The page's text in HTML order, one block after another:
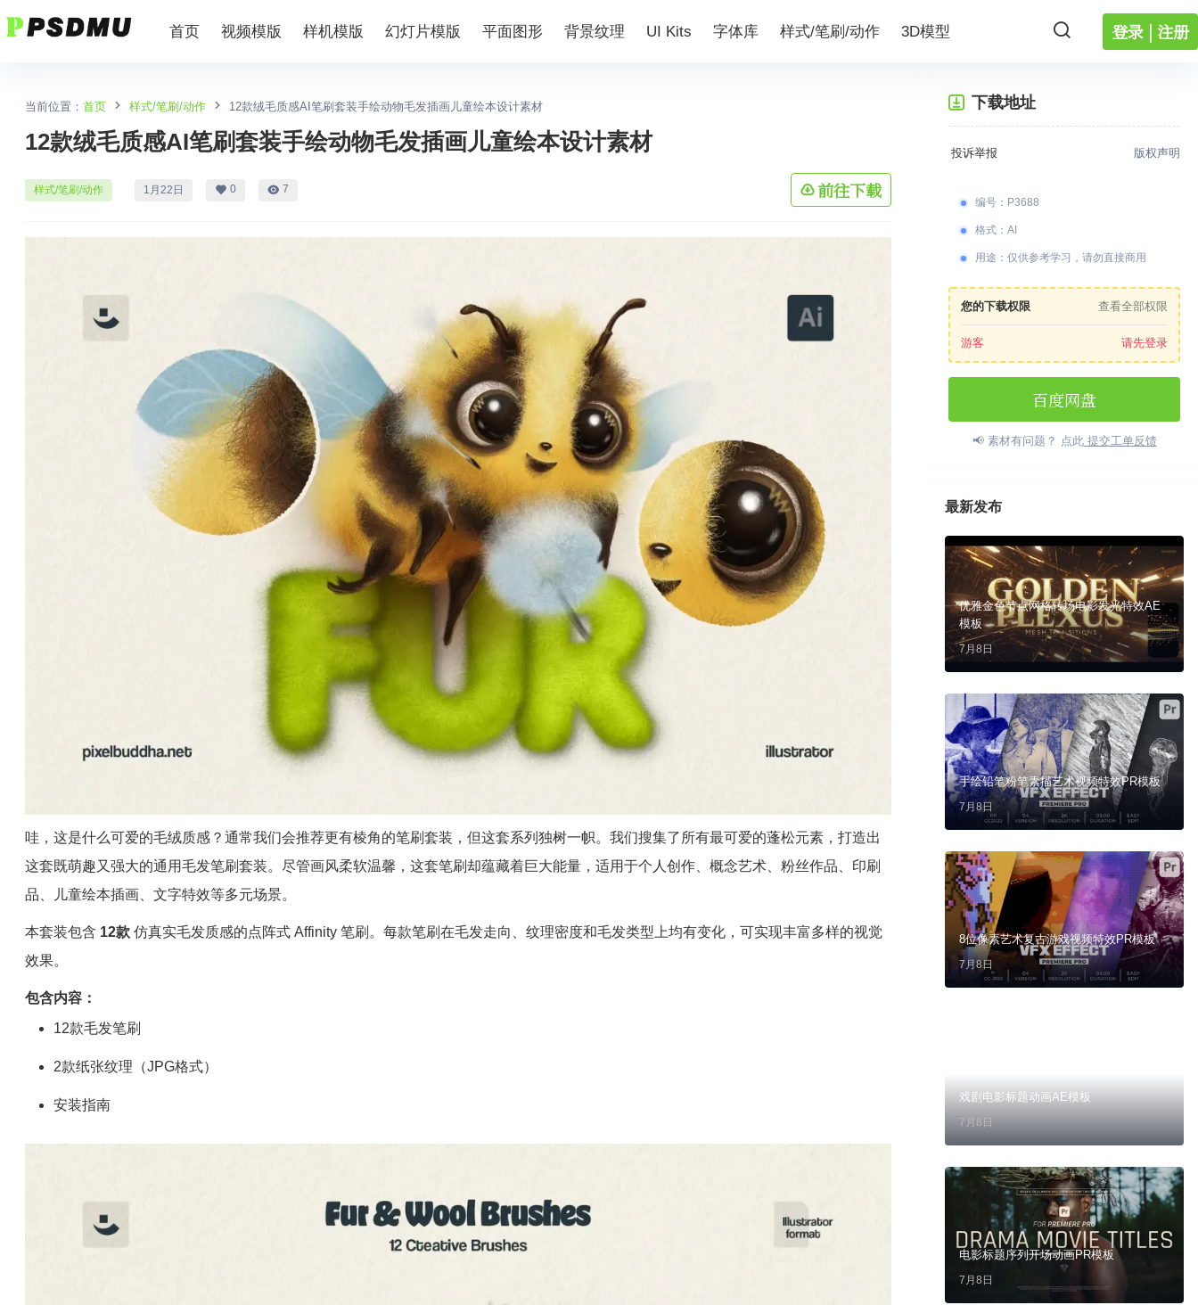
登录 | 注册
首页 视频模版 样机模版 幻灯片模版 平面图形 背景纹理 UI Kits 字体库 样式/笔刷/动作 3D模型
当前位置： 首页 样式/笔刷/动作 12款绒毛质感AI笔刷套装手绘动物毛发插画儿童绘本设计素材
12款绒毛质感AI笔刷套装手绘动物毛发插画儿童绘本设计素材
样式/笔刷/动作 1月22日 0 7 前往下载
哇，这是什么可爱的毛绒质感？通常我们会推荐更有棱角的笔刷套装，但这套系列独树一帜。我们搜集了所有最可爱的蓬松元素，打造出
这套既萌趣又强大的通用毛发笔刷套装。尽管画风柔软温馨，这套笔刷却蕴藏着巨大能量，适用于个人创作、概念艺术、粉丝作品、印刷
品、儿童绘本插画、文字特效等多元场景。
本套装包含 12款 仿真实毛发质感的点阵式 Affinity 笔刷。每款笔刷在毛发走向、纹理密度和毛发类型上均有变化，可实现丰富多样的视觉
效果。
包含内容：
12款毛发笔刷
2款纸张纹理（JPG格式）
安装指南
下载地址
投诉举报 版权声明
编号 ： P3688
格式 ： AI
用途 ： 仅供参考学习，请勿直接商用
您的下载权限 查看全部权限
游客 请先登录
百度网盘
📢 素材有问题？ 点此提交工单反馈
最新发布
优雅金色节点网格转场电影发光特效AE
模板
7月8日
手绘铅笔粉笔素描艺术视频特效PR模板
7月8日
8位像素艺术复古游戏视频特效PR模板
7月8日
戏剧电影标题动画AE模板
7月8日
电影标题序列开场动画PR模板
7月8日